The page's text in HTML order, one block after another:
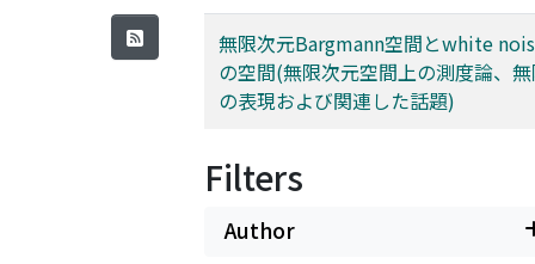
無限次元Bargmann空間とwhite
の空間(無限次元空間上の測度論、
の表現および関連した話題)
Filters
Author